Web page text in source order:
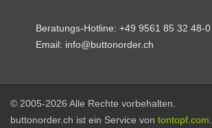
Beratungs-Hotline:+49 9561 85 32 48-0
Email: info@buttonorder.ch
© 2005-2026 Alle Rechte vorbehalten.
buttonorder.ch ist ein Service von tontopf.com.